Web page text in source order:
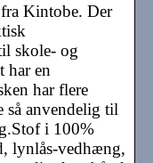
Kintobe. Der
skole- og
har en
har flere
anvendelig til
i 100%
lynlås-vedhæng,